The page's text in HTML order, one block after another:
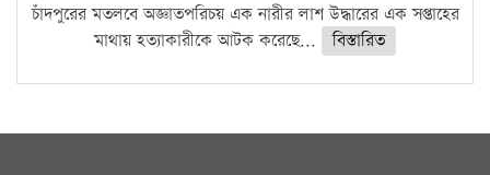
চাঁদপুরের মতলবে অজ্ঞাতপরিচয় এক নারীর লাশ উদ্ধারের এক সপ্তাহের
মাথায় হত্যাকারীকে আটক করেছে...
বিস্তারিত